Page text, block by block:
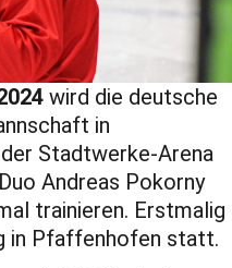
wird die deutsche
in
Stadtwerke-Arena
Andreas Pokorny
trainieren. Erstmalig
in Pfaffenhofen statt.